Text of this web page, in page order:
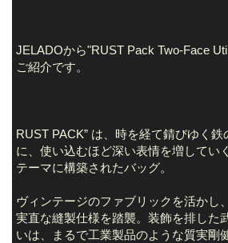
JELADOから"RUST Pack Two-Face
ご紹介です。
RUST PACK” は、時を経て錆びゆく鉄
に、使い込むほど深い表情を増してい
テーマに構築されたバッグ。
ヴィンテージのファブリックを活かし
実直な縫製仕様を踏襲。装飾を排した
いは、まるで工業製品のような質実剛